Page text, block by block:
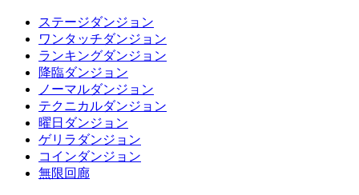
ステージダンジョン
ワンタッチダンジョン
ランキングダンジョン
降臨ダンジョン
ノーマルダンジョン
テクニカルダンジョン
曜日ダンジョン
ゲリラダンジョン
コインダンジョン
無限回廊